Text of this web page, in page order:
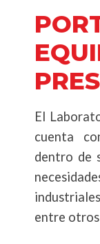
El
cuenta
dentro de
entre